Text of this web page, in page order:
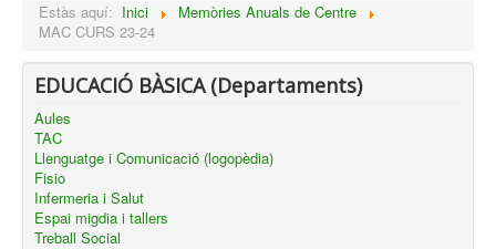
Estàs aquí: Inici
Memòries Anuals de Centre
MAC CURS 23-24
EDUCACIÓ BÀSICA (Departaments)
Aules
TAC
Llenguatge i Comunicació (logopèdia)
Fisio
Infermeria i Salut
Espai migdia i tallers
Treball Social